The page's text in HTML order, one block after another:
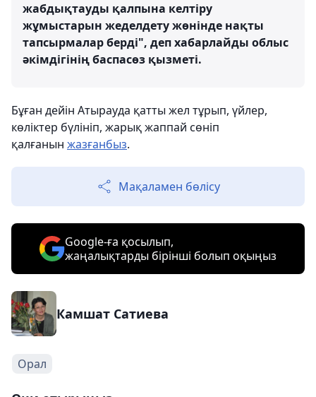
жабдықтауды қалпына келтіру
жұмыстарын жеделдету жөнінде нақты
тапсырмалар берді", деп хабарлайды облыс
әкімдігінің баспасөз қызметі.
Бұған дейін Атырауда қатты жел тұрып, үйлер,
көліктер бүлініп, жарық жаппай сөніп
қалғанын жазғанбыз.
Мақаламен бөлісу
Google-ға қосылып,
жаңалықтарды бірінші болып оқыңыз
Камшат Сатиева
Орал